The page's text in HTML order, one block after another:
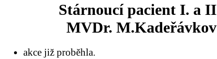
Stárnoucí pacient I. a
MVDr.
akce již proběhla.